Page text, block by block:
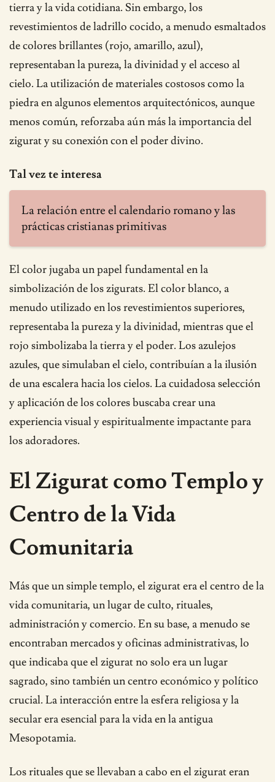
tierra y la vida cotidiana. Sin embargo, los
revestimientos de ladrillo cocido, a menudo esmaltados
de colores brillantes (rojo, amarillo, azul),
representaban la pureza, la divinidad y el acceso al
cielo. La utilización de materiales costosos como la
piedra en algunos elementos arquitectónicos, aunque
menos común, reforzaba aún más la importancia del
zigurat y su conexión con el poder divino.
Tal vez te interesa
La relación entre el calendario romano y las
prácticas cristianas primitivas
El color jugaba un papel fundamental en la
simbolización de los zigurats. El color blanco, a
menudo utilizado en los revestimientos superiores,
representaba la pureza y la divinidad, mientras que el
rojo simbolizaba la tierra y el poder. Los azulejos
azules, que simulaban el cielo, contribuían a la ilusión
de una escalera hacia los cielos. La cuidadosa selección
y aplicación de los colores buscaba crear una
experiencia visual y espiritualmente impactante para
los adoradores.
El Zigurat como Templo y
Centro de la Vida
Comunitaria
Más que un simple templo, el zigurat era el centro de la
vida comunitaria, un lugar de culto, rituales,
administración y comercio. En su base, a menudo se
encontraban mercados y oficinas administrativas, lo
que indicaba que el zigurat no solo era un lugar
sagrado, sino también un centro económico y político
crucial. La interacción entre la esfera religiosa y la
secular era esencial para la vida en la antigua
Mesopotamia.
Los rituales que se llevaban a cabo en el zigurat eran